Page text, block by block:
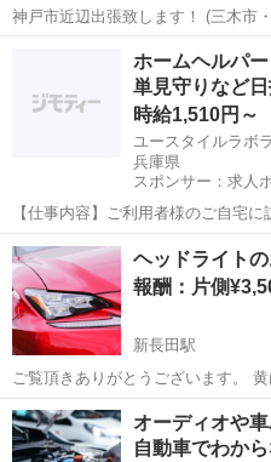
神戸市近辺出張致します！ (三木市
市・加東市など) ・草刈り ・ハチ駆除 ・刃物研ぎ ・その他雑用 1時間
¥ 3,000ポッキリ 出張費などいただきません！ ご依
手伝いたい/
ホームヘルパ
単見守りなど
時給1,510円～
ユースタイルラボ
兵庫県
スポンサー：求人
【仕事内容】ご利用者様のご自宅
を行う 訪問介護のお仕事です! 未経
な内容 ・見守り ・食事介助 ・身の
・痰の吸引 ・身体を清潔に...
アルバイト・パート
ヘッドライト
報酬：片側
新長田駅
ご覧頂きありがとうございます。 黄ばみやくすみで光量が落ちている
ヘッドライトでは車検に落ちる可
非！ ※レンズのキズは取り切れない事が御座
からのお磨きな...
兵庫 神戸市 新長田駅
オーディオや
自動車でわか